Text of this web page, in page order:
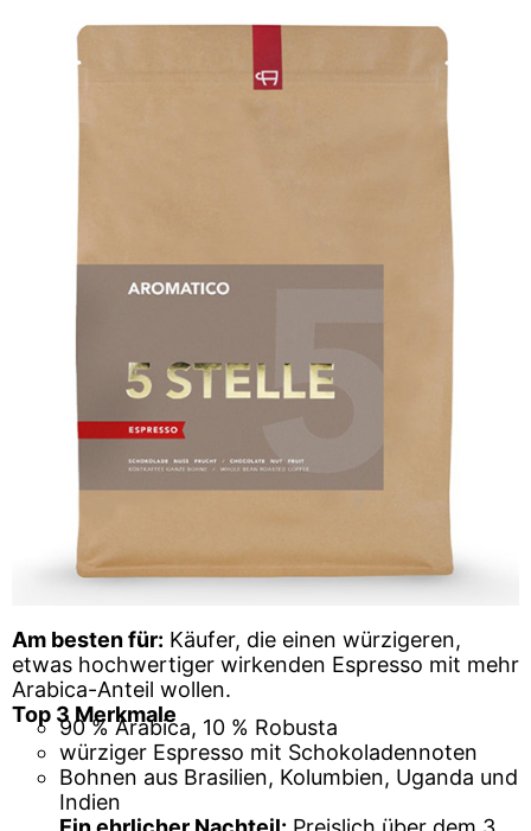
Am besten für: Käufer, die einen würzigeren,
etwas hochwertiger wirkenden Espresso mit mehr
Arabica-Anteil wollen.
Top 3 Merkmale
90 % Arabica, 10 % Robusta
würziger Espresso mit Schokoladennoten
Bohnen aus Brasilien, Kolumbien, Uganda und
Indien